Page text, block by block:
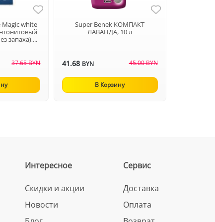
Magic white
запаха),...
37.65 BYN
Super Benek КОМПАКТ
ЛАВАНДА, 10 л
41.68 BYN 45.00 BYN
В Корзину
Интересное
Скидки и акции
Новости
Сервис
Доставка
Оплата